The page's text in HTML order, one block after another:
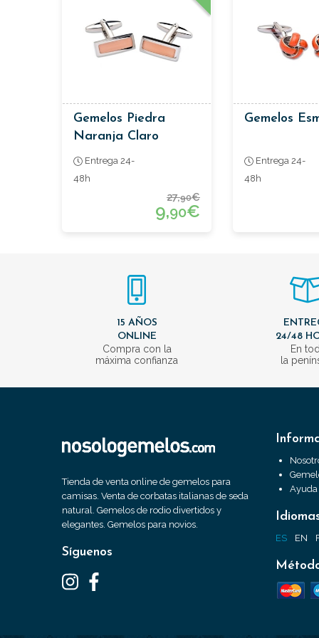
Gemelos Piedra
Naranja Claro
Entrega 24-
48h
27,90€
9,90€
Gemelos
Entrega 24-
48h
15 AÑOS
ONLINE
Compra con la
máxima confianza
24/48
En
la
Tienda de venta online de gemelos para
camisas. Venta de corbatas italianas de seda
natural. Gemelos de rodio divertidos y
elegantes. Gemelos para novios.
Síguenos
Ayuda
ES EN